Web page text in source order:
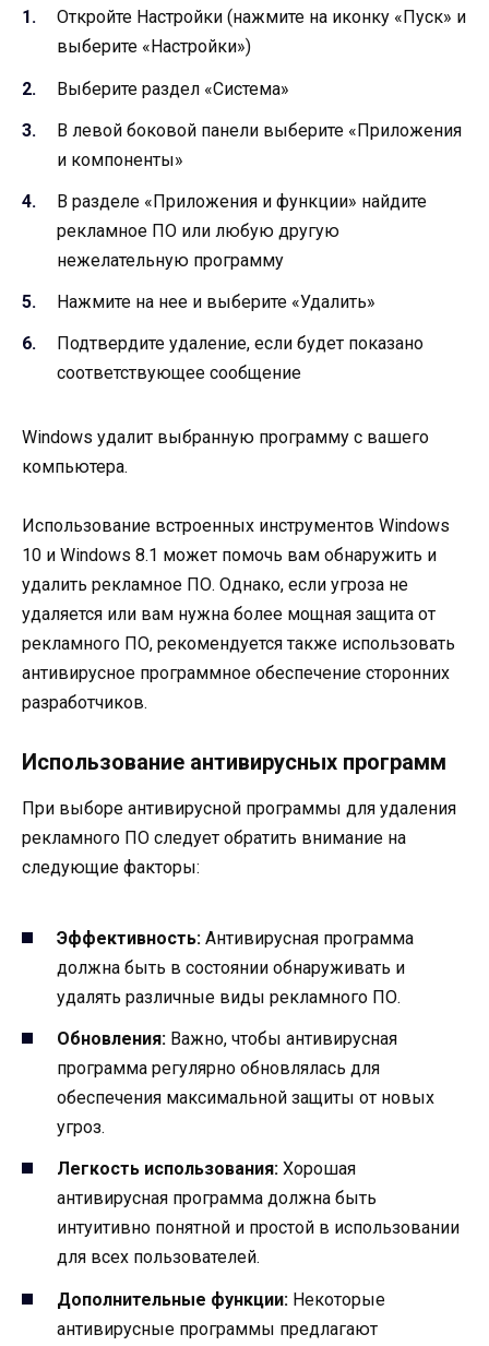
Откройте Настройки (нажмите на иконку «Пуск» и
выберите «Настройки»)
Выберите раздел «Система»
В левой боковой панели выберите «Приложения
и компоненты»
В разделе «Приложения и функции» найдите
рекламное ПО или любую другую
нежелательную программу
Нажмите на нее и выберите «Удалить»
Подтвердите удаление, если будет показано
соответствующее сообщение
Windows удалит выбранную программу с вашего
компьютера.
Использование встроенных инструментов Windows
10 и Windows 8.1 может помочь вам обнаружить и
удалить рекламное ПО. Однако, если угроза не
удаляется или вам нужна более мощная защита от
рекламного ПО, рекомендуется также использовать
антивирусное программное обеспечение сторонних
разработчиков.
Использование антивирусных программ
При выборе антивирусной программы для удаления
рекламного ПО следует обратить внимание на
следующие факторы:
Эффективность: Антивирусная программа
должна быть в состоянии обнаруживать и
удалять различные виды рекламного ПО.
Обновления: Важно, чтобы антивирусная
программа регулярно обновлялась для
обеспечения максимальной защиты от новых
угроз.
Легкость использования: Хорошая
антивирусная программа должна быть
интуитивно понятной и простой в использовании
для всех пользователей.
Дополнительные функции: Некоторые
антивирусные программы предлагают